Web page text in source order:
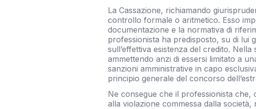
La Cassazione, richiamando
controllo formale o aritmetico. Esso
documentazione e la normativa di
professionista ha predisposto, su di lui
sull’effettiva esistenza del credito.
ammettendo anzi di essersi limitato a
sanzioni amministrative in capo
principio generale del concorso
Ne consegue che il professionista
alla violazione commessa dalla